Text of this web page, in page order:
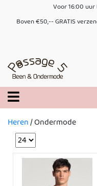
Voor 16:00
Boven €50,-- GRATIS
Heren/Ondermode